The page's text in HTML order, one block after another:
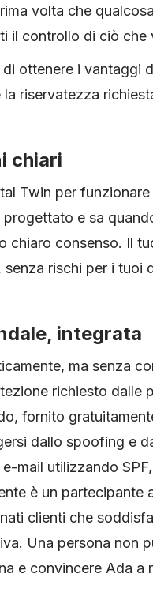
volta che
il controllo di ciò che
ottenere i vantaggi
riservatezza
chiari
Twin per
e sa
chiaro consenso. Il
rischi per i tuoi
integrata
ma senza
richiesto dalle
fornito
dallo spoofing e
mail utilizzando
è un partecipante
clienti che
Una persona non
e convincere Ada a